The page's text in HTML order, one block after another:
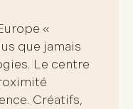
«
que jamais
. Le centre
Créatifs,